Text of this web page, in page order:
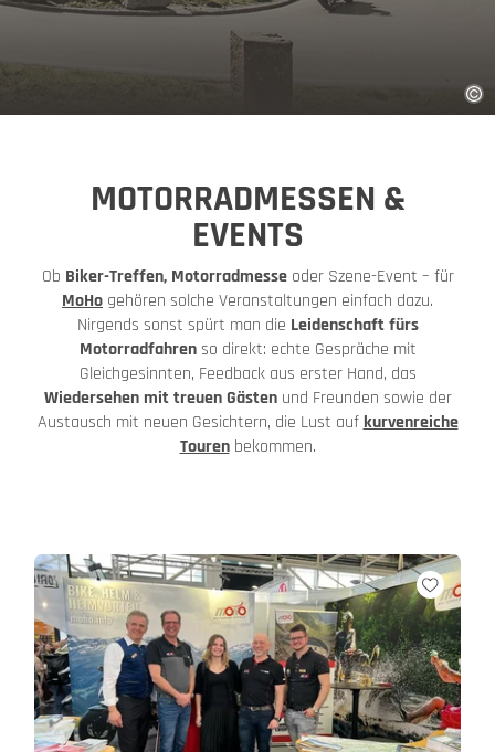
MOTORRADMESSEN &
EVENTS
Ob Biker-Treffen, Motorradmesseoder Szene-Event – für
MoHo gehören solche Veranstaltungen einfach dazu.
Nirgends sonst spürt man die Leidenschaft fürs
Motorradfahrenso direkt: echte Gespräche mit
Gleichgesinnten, Feedback aus erster Hand, das
Wiedersehen mit treuen Gästenund Freunden sowie der
Austausch mit neuen Gesichtern, die Lust auf kurvenreiche
Tourenbekommen.